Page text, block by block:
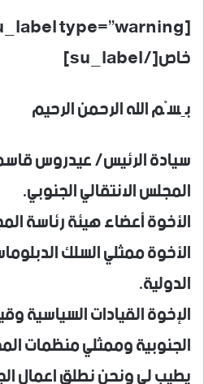
خاص[/su_label]
بِسْم الله الرحمن الرحيم
سيادة الرئيس/ عيدروس
المجلس الانتقالي الجنوبي.
الأخوة أعضاء هيئة رئاسة
الأخوة ممثلي السلك
الدولية.
الإخوة القيادات السياسية
الجنوبية وممثلي منظمات